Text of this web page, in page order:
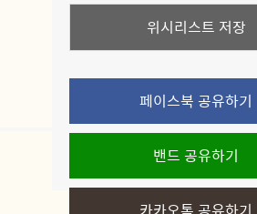
위시리스트 저장
페이스북 공유하기
밴드 공유하기